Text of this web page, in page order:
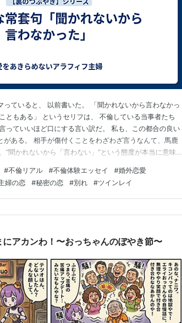
っていると、 以前書いた。 「聞かれないから言わなかっ
ともある」 というセリフは、 不倫している当事者たち
っていいほど口にする言い訳だ。 私も、この都合の良い
がある。 相手が傷付くことをわざわざ言うなんて、馬鹿
“聞かれないから「言わない」”という態度が本当に意味し
の信頼関係を信じさせているということだ。 だから、不
口にする、…
#不倫リアル #不倫体験エッセイ #婚外恋愛
婦の恋 #秘密の恋 #別れ #ツインレイ
アカンわ！〜おっちゃんのぼやき節〜